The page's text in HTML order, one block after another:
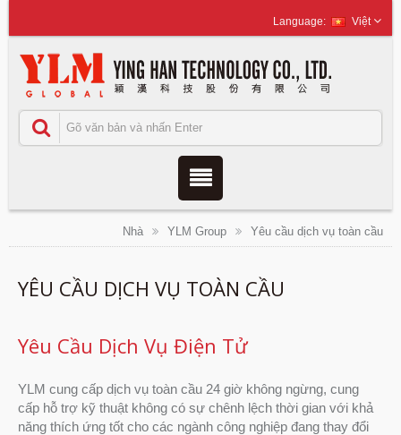
Việt
Nhà YLM Group Yêu cầu dịch vụ toàn cầu
YÊU CẦU DỊCH VỤ TOÀN CẦU
Yêu Cầu Dịch Vụ Điện Tử
YLM cung cấp dịch vụ toàn cầu 24 giờ không ngừng, cung
cấp hỗ trợ kỹ thuật không có sự chênh lệch thời gian với khả
năng thích ứng tốt cho các ngành công nghiệp đang thay đổi